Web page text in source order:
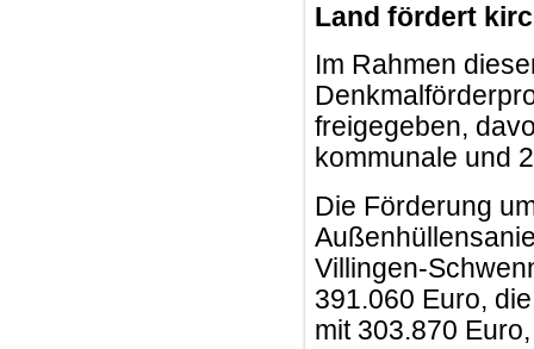
Land fördert
Im Rahmen
freigegeben,
kommunale und
Die Förderung
Villingen-
391.060 Euro,
mit 303.870